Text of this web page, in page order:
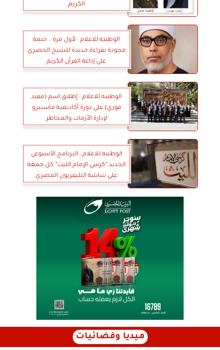
الكريم
الوطنيه للاعلام : لأول مرة .. ختمة
مجودة بقراءة جديدة للشيخ الحصري
علي إذاعة القرآن الكريم
الوطنيه للاعلام : إطلاق اسم (مفيد
فوزي) علي دورة أكاديمية ماسبيرو
لإدارة الأزمات والمخاطر
الوطنيه للاعلام : البرنامج الأسبوعي
الجديد ”كرسي الإمام الليث” كل جمعة
علي شاشة التليفزيون المصري
ميديا وفضائيات